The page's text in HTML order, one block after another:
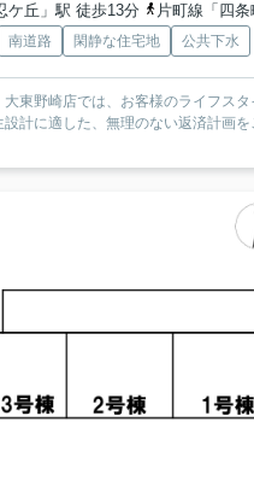
ケ丘」駅 徒歩13分
片町線「四
南道路 閑静な住宅地 公共下水
大東野崎店では、お客様のライフス
設計に適した、無理のない返済計画を